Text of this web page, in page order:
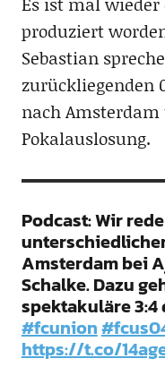
produziert
Sebastian
zurückliegenden
nach
Pokalauslosung.
Podcast: Wir
Amsterdam bei
Schalke. Dazu
spektakuläre 3:4
#fcunion
https://t.co/